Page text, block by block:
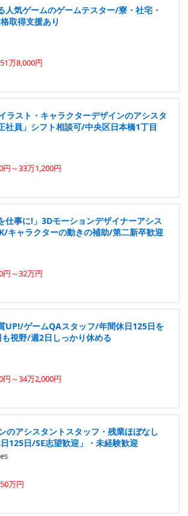
人気ゲームのゲームテスター/寮・社宅・
取得支援あり
万8,000円
ラスト・キャラクターデザインのアシスタ
社員」シフト相談可/中央区日本橋1丁目
円～33万1,200円
仕事に!」3Dモーションデザイナーアシス
キャラクターの動きの補助/第二新卒歓迎
円～32万円
UP!/ゲームQAスタッフ/年間休日125日を
視野/週2日しっかり休める
円～34万2,000円
のアシスタントスタッフ・残業ほぼなし
125日/SE志望歓迎」・未経験歓迎
万円